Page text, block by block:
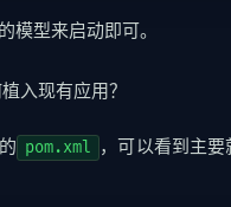
模型来启动即可。
入现有应用？
pom.xml
，可以看到主